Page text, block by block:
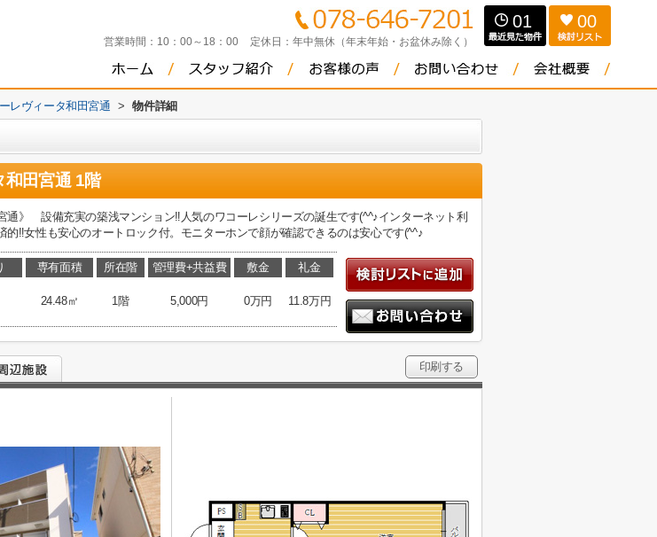
営業時間： 10：00～18：00 定休日： 年中無休（年末年始・お盆休み除く）
01 00
レヴィータ和田宮通 > 物件詳細
和田宮通 1階
通》 設備充実の築浅マンション‼人気のワコーレシリーズの誕生です(^^♪インターネット利
的‼女性も安心のオートロック付。モニターホンで顔が確認できるのは安心です(^^♪
専有面積
24.48㎡
所在階
1階
管理費+共益費
5,000円
敷金
0万円
礼金
11.8万円
印刷する